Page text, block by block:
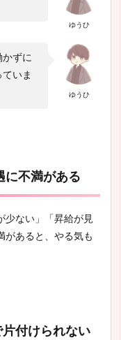
ゆうひ
ゆうひ
かずに
いま
に不満がある
少ない」「昇給が見
があると、やる気も
片付けられない